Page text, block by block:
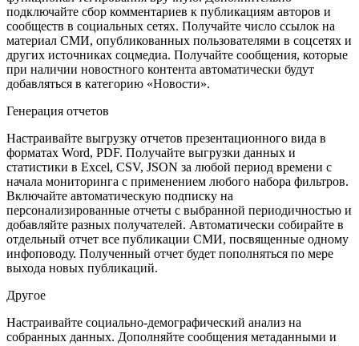
подключайте сбор комментариев к публикациям авторов и
сообществ в социальных сетях. Получайте число ссылок на
материал СМИ, опубликованных пользователями в соцсетях и
других источниках соцмедиа. Получайте сообщения, которые
при наличии новостного контента автоматически будут
добавляться в категорию «Новости».
Генерация отчетов
Настраивайте выгрузку отчетов презентационного вида в
форматах Word, PDF. Получайте выгрузки данных и
статистики в Excel, CSV, JSON за любой период времени с
начала мониторинга с применением любого набора фильтров.
Включайте автоматическую подписку на
персонализированные отчеты с выбранной периодичностью и
добавляйте разных получателей. Автоматически собирайте в
отдельный отчет все публикации СМИ, посвященные одному
инфоповоду. Полученный отчет будет пополняться по мере
выхода новых публикаций.
Другое
Настраивайте социально-демографический анализ на
собранных данных. Дополняйте сообщения метаданными и